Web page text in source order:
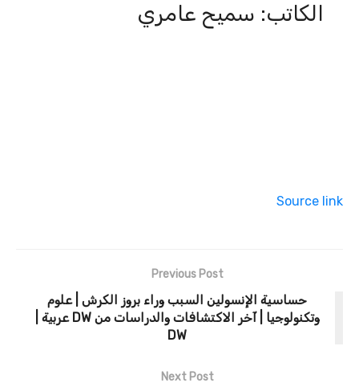
الكاتب: سميح عامري
Source link
Previous Post
حساسية الإنسولين السبب وراء بروز الكرش | علوم
وتكنولوجيا | آخر الاكتشافات والدراسات من DW عربية |
DW
Next Post